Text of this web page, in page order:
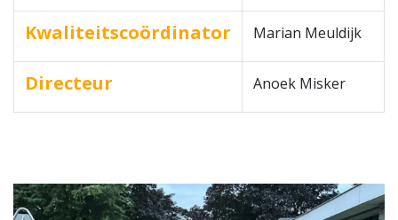
Kwaliteitscoördinator Marian Meuldijk
Directeur Anoek Misker